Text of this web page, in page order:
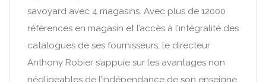
savoyard avec 4 magasins. Avec plus de 12000
références en magasin et l’accès à l’intégralité des
catalogues de ses fournisseurs, le directeur
Anthony Robier s’appuie sur les avantages non
négligeables de l’indépendance de son enseigne